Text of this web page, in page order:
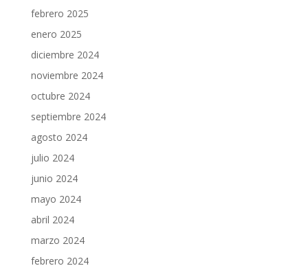
febrero 2025
enero 2025
diciembre 2024
noviembre 2024
octubre 2024
septiembre 2024
agosto 2024
julio 2024
junio 2024
mayo 2024
abril 2024
marzo 2024
febrero 2024